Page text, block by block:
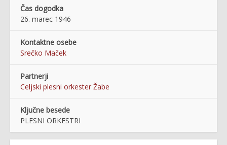
Čas dogodka
26. marec 1946
Kontaktne osebe
Srečko Maček
Partnerji
Celjski plesni orkester Žabe
Ključne besede
PLESNI ORKESTRI